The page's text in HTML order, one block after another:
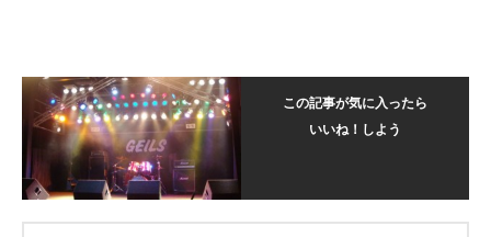
この記事が気に入ったら
いいね！しよう